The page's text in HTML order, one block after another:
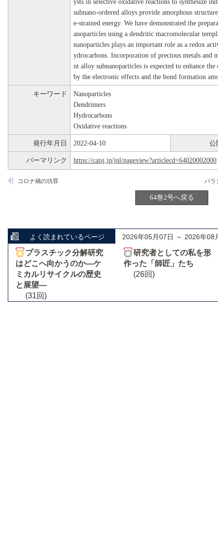
subnano-ordered alloys provide amorphous
e-strained energy. We have demonstrated the
anoparticles using a dendritic macromolecular
nanoparticles plays an important role as a redox
ydrocarbons. Incorporation of precious metals and
nt alloy subnanoparticles is expected to enhance
by the electronic effects and the bond formation
キーワード
Nanoparticles
Dendrimers
Hydrocarbons
Oxidative reactions
発行年月日 2022-04-10 公
パーマリンク https://catsj.jp/jnl/pageview?articlecd=64020002000
コロナ禍の功罪
64巻2号へ戻る
よく読まれているページ 2026年05月07日 ～ 2026年08
プラスチック分解研究
はどこへ向かうのか―ケ
ミカルリサイクルの歴史
と展望―
(31回)
研究者としての私を形
作った「師匠」たち
(26回)